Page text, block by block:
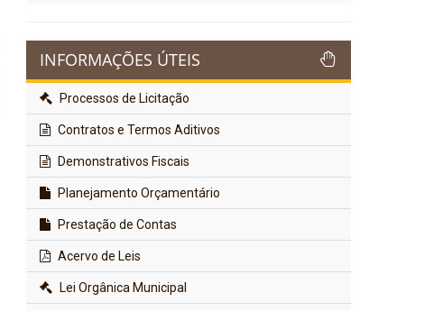
INFORMAÇÕES ÚTEIS
Processos de Licitação
Contratos e Termos Aditivos
Demonstrativos Fiscais
Planejamento Orçamentário
Prestação de Contas
Acervo de Leis
Lei Orgânica Municipal